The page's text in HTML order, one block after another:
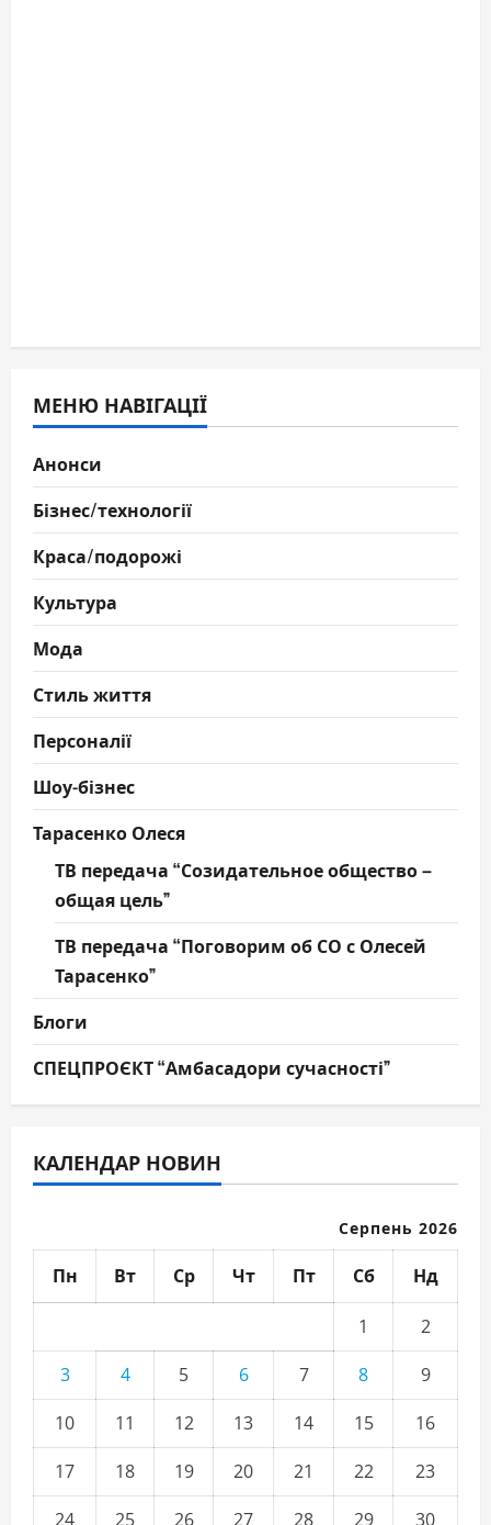
МЕНЮ НАВІГАЦІЇ
Анонси
Бізнес/технології
Краса/подорожі
Культура
Мода
Стиль життя
Персоналії
Шоу-бізнес
Тарасенко Олеся
ТВ передача “Созидательное общество –
общая цель”
ТВ передача “Поговорим об СО с Олесей
Тарасенко”
Блоги
СПЕЦПРОЄКТ “Амбасадори сучасності”
КАЛЕНДАР НОВИН
Серпень 2026
Пн Вт Ср Чт Пт Сб Нд
1
2
3
4 5 6 7 8
9
10
11 12 13 14 15
16
17
18 19 20 21 22
23
24
25 26 27 28 29
30